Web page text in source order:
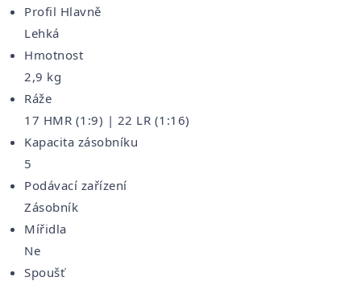
Profil Hlavně
Lehká
Hmotnost
2,9 kg
Ráže
17 HMR (1:9) | 22 LR (1:16)
Kapacita zásobníku
5
Podávací zařízení
Zásobník
Mířidla
Ne
Spoušť